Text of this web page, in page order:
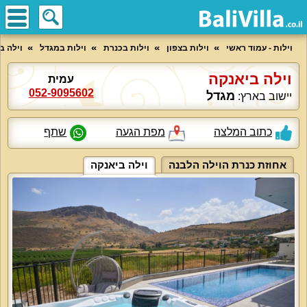
וילות - עמוד ראשי וילות בצפון וילות בכנרת וילות במגדל וילה
וילה ביאנקה
יישוב בארץ: מגדל
עמית
052-9095602
כתוב המלצה מפת הגעה שתף
אחוזת כנרת הוילה הלבנה וילה ביאנקה